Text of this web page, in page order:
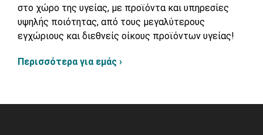
στο χώρο της υγείας, με προϊόντα και υπηρεσίες
υψηλής ποιότητας, από τους μεγαλύτερους
εγχώριους και διεθνείς οίκους προϊόντων υγείας!
Περισσότερα για εμάς ›